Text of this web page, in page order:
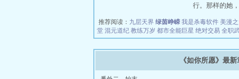
行。那样的她
推荐阅读： 九层天界 绿茵峥嵘 我是杀毒软件 美漫
堂 混元道纪 教练万岁 都市全能巨星 绝对交易 全职
《如你所愿》最